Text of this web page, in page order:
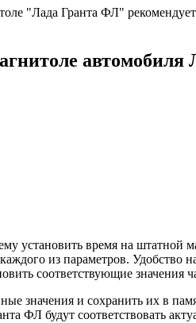
"Лада Гранта ФЛ"
установить время на штатной
из параметров. Удобство
соответствующие значения
значения и сохранить их в
ФЛ будут соответствовать